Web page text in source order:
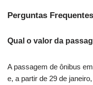
Perguntas
Qual o valor da
A passagem de ônibus
e, a partir de 29 de